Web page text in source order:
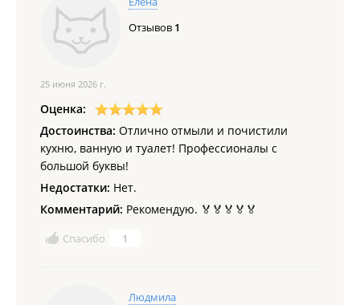
Отзывов 1
25 июня 2026 г.
Оценка:
Достоинства: Отлично отмыли и почистили
кухню, ванную и туалет! Профессионалы с
большой буквы!
Недостатки: Нет.
Комментарий: Рекомендую. 🏅🏅🏅🏅🏅
Спасибо 1
Людмила